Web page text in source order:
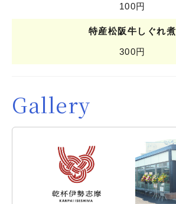
100円
特産松阪牛しぐれ煮
300円
Gallery